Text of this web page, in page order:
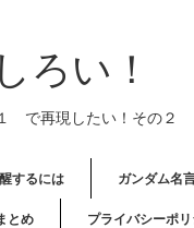
ろい！
で再現したい！その２
するには ガンダム名
とめ プライバシーポ